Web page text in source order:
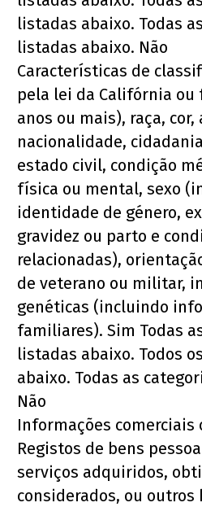
listadas abaixo. Todas
listadas abaixo. Não
Características de
pela lei da Califórnia ou
anos ou mais), raça, cor,
nacionalidade,
estado civil, condição
física ou mental, sexo
identidade de género,
gravidez ou parto e
relacionadas),
de veterano ou militar,
genéticas (incluindo
familiares). Sim Todas
listadas abaixo. Todos
abaixo. Todas as
Não
Informações comerciais
Registos de bens
serviços adquiridos,
considerados, ou outros